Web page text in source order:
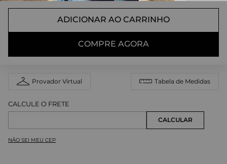
ADICIONAR AO CARRINHO
COMPRE AGORA
Provador Virtual Tabela de Medidas
NÃO SEI MEU CEP